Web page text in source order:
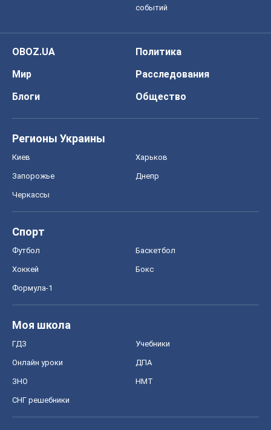
событий
OBOZ.UA
Политика
Мир
Расследования
Блоги
Общество
Регионы Украины
Киев Харьков
Запорожье Днепр
Черкассы
Спорт
Футбол Баскетбол
Хоккей Бокс
Формула-1
Моя школа
ГДЗ Учебники
Онлайн уроки ДПА
ЗНО НМТ
СНГ решебники